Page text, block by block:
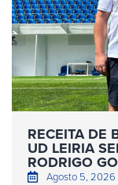
RECEITA DE
UD LEIRIA
RODRIGO
Agosto 5, 2026